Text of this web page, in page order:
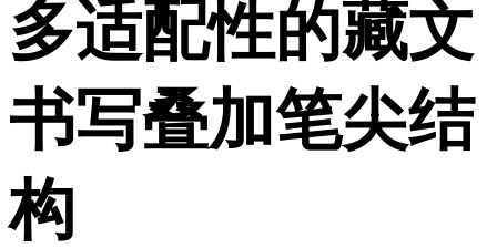
多适配性的藏文
书写叠加笔尖结
构